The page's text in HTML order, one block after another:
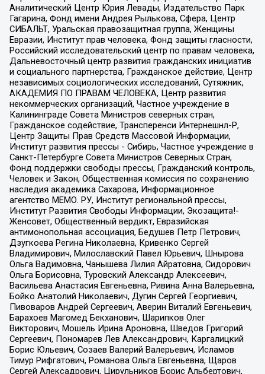
Аналитический Центр Юрия Левады, Издательство Парк
Гагарина, Фонд имени Андрея Рылькова, Сфера, Центр
СИБАЛЬТ, Уральская правозащитная группа, Женщины
Евразии, Институт прав человека, Фонд защиты гласности,
Российский исследовательский центр по правам человека,
Дальневосточный центр развития гражданских инициатив
и социального партнерства, Гражданское действие, Центр
независимых социологических исследований, Сутяжник,
АКАДЕМИЯ ПО ПРАВАМ ЧЕЛОВЕКА, Центр развития
некоммерческих организаций, Частное учреждение в
Калининграде Совета Министров северных стран,
Гражданское содействие, Трансперенси Интернешнл-Р,
Центр Защиты Прав Средств Массовой Информации,
Институт развития прессы - Сибирь, Частное учреждение в
Санкт-Петербурге Совета Министров Северных Стран,
Фонд поддержки свободы прессы, Гражданский контроль,
Человек и Закон, Общественная комиссия по сохранению
наследия академика Сахарова, Информационное
агентство МЕМО. РУ, Институт региональной прессы,
Институт Развития Свободы Информации, Экозащита!-
Женсовет, Общественный вердикт, Евразийская
антимонопольная ассоциация, Бедушев Петр Петрович,
Дзугкоева Регина Николаевна, Кривенко Сергей
Владимирович, Милославский Павел Юрьевич, Шнырова
Ольга Вадимовна, Чанышева Лилия Айратовна, Сидорович
Ольга Борисовна, Туровский Александр Алексеевич,
Васильева Анастасия Евгеньевна, Ривина Анна Валерьевна,
Бойко Анатолий Николаевич, Дугин Сергей Георгиевич,
Пивоваров Андрей Сергеевич, Аверин Виталий Евгеньевич,
Барахоев Магомед Бекханович, Шарипков Олег
Викторович, Мошель Ирина Ароновна, Шведов Григорий
Сергеевич, Пономарев Лев Александрович, Каргалицкий
Борис Юльевич, Созаев Валерий Валерьевич, Исламов
Тимур Рифгатович, Романова Ольга Евгеньевна, Щаров
Сергей Алексадрович, Цирульников Борис Альбертович,